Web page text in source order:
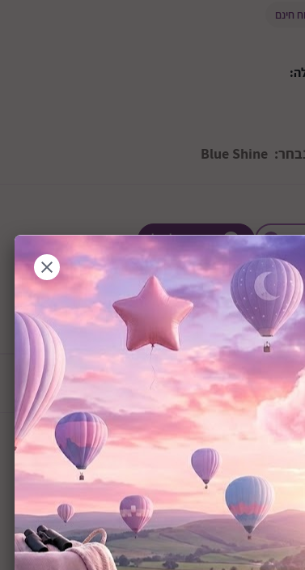
חינם
Blue Shine
+ הוספה לסל
מידע כללי
פלוס של פג פרגו הוא לא סתם טיולון, הוא חוויה!